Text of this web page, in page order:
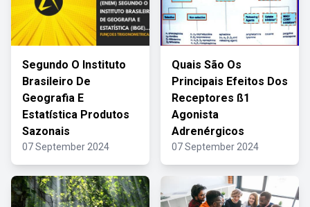
Segundo O Instituto
Brasileiro De
Geografia E
Estatística Produtos
Sazonais
07 September 2024
Quais São Os
Principais Efeitos Dos
Receptores ß1
Agonista
Adrenérgicos
07 September 2024